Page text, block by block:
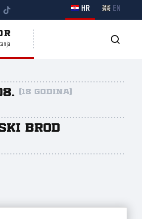
HR EN
(18 godina)
Brod